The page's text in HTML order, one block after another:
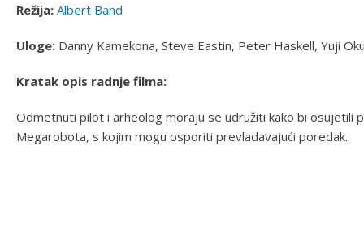
Režija: Albert Band
Uloge: Danny Kamekona, Steve Eastin, Peter Haskell, Yuji
Kratak opis radnje filma:
Odmetnuti pilot i arheolog moraju se udružiti kako bi osujetili
Megarobota, s kojim mogu osporiti prevladavajući poredak.